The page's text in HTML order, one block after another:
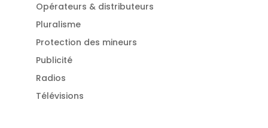
Opérateurs & distributeurs
Pluralisme
Protection des mineurs
Publicité
Radios
Télévisions